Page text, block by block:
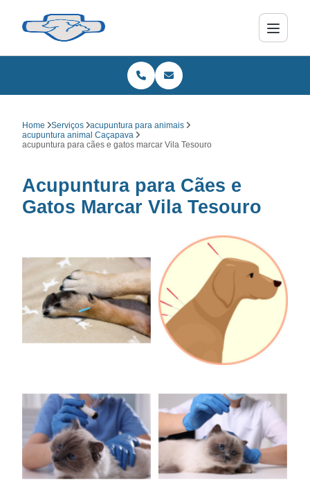
Home Serviços
acupuntura para animais
acupuntura animal Caçapava
acupuntura para cães e gatos marcar Vila Tesouro
Acupuntura para Cães e
Gatos Marcar Vila Tesouro